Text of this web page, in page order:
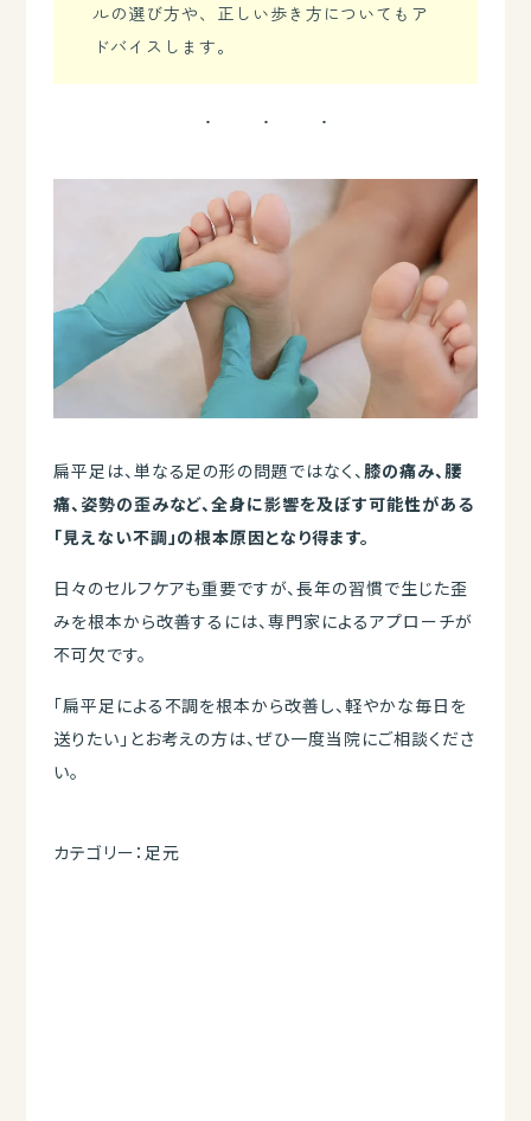
ルの選び方や、正しい歩き方についてもア
ドバイスします。
扁平足は、単なる足の形の問題ではなく、膝の痛み、腰
痛、姿勢の歪みなど、全身に影響を及ぼす可能性がある
「見えない不調」の根本原因となり得ます。
日々のセルフケアも重要ですが、長年の習慣で生じた歪
みを根本から改善するには、専門家によるアプローチが
不可欠です。
「扁平足による不調を根本から改善し、軽やかな毎日を
送りたい」とお考えの方は、ぜひ一度当院にご相談くださ
い。
カテゴリー： 足元